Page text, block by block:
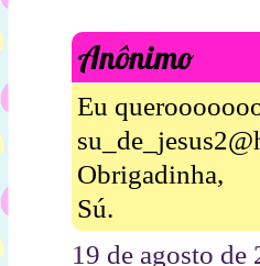
Anônimo
Eu
Obrigadinha,
Sú.
19 de agosto de